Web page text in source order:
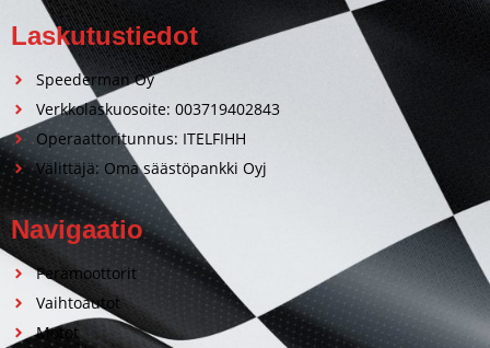
Laskutustiedot
Speederman Oy
Verkkolaskuosoite: 003719402843
Operaattoritunnus: ITELFIHH
Välittäjä: Oma säästöpankki Oyj
Navigaatio
Perämoottorit
Vaihtoautot
Motot